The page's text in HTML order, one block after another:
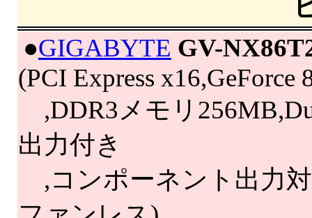
●GIGABYTE GV-
(PCI Express x16,GeForce
,DDR3メモリ
出力付き
,コンポーネント出力